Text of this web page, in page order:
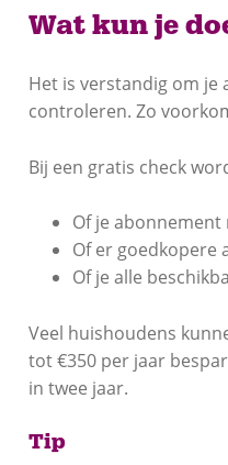
Wat kun je
Het is verstandig om
controleren. Zo
Bij een gratis check
Of je
Of er goedkopere
Of je alle
Veel huishoudens
tot €350 per jaar
in twee jaar.
Tip